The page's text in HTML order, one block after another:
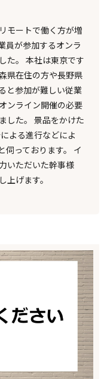
モートで働く方が増
員が参加するオンラ
た。 本社は東京です
県在住の方や長野県
と参加が難しい従業
ンライン開催の必要
した。 景品をかけた
よる進行などによ
伺っております。 イ
いただいた幹事様
上げます。